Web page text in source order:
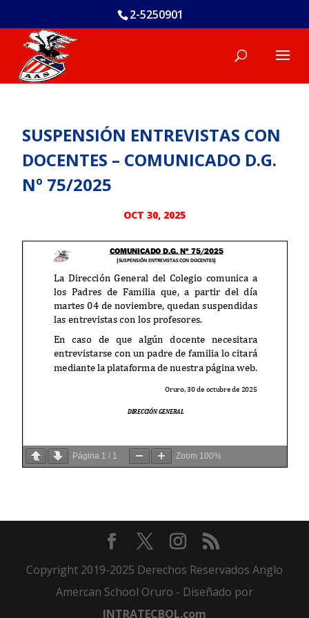
2-5250901
SUSPENSIÓN ENTREVISTAS CON
DOCENTES – COMUNICADO D.G.
Nº 75/2025
OCT 30, 2025
Página 1 / 1 Zoom 100%
Copyright 2019-2025 Derechos Reservados Anglo
Amercan School Oruro - Diseñado por
INTRATECBOL.com